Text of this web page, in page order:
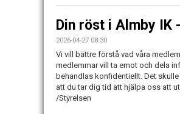
Din röst i Almby IK
2026-04-27 08:30
Vi vill bättre förstå vad våra
medlemmar vill ta emot och dela
behandlas konfidentiellt. Det
att du tar dig tid att hjälpa oss att
/Styrelsen